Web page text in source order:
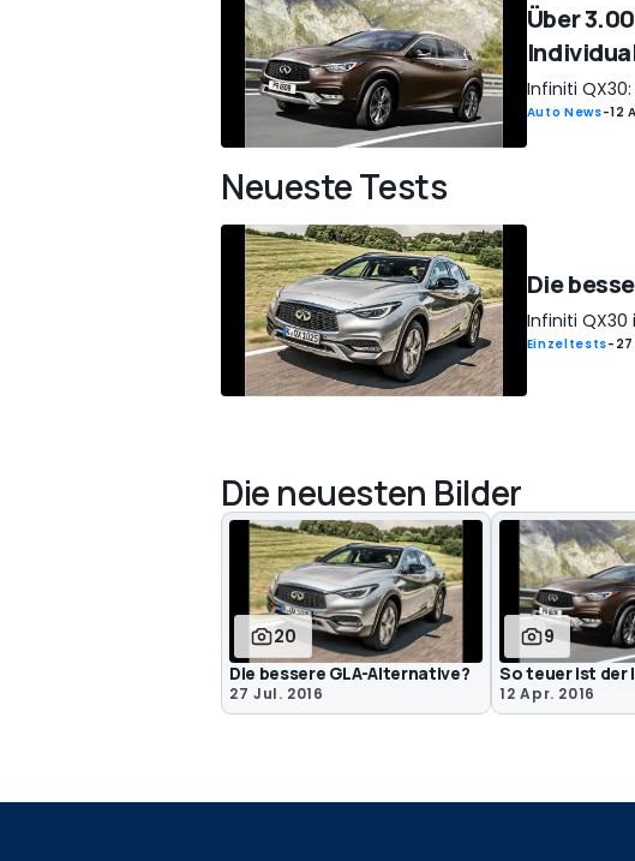
Über
Infiniti
Auto News-12
Neueste Tests
Die
Infiniti QX30
Einzeltests-
Die neuesten Bilder
20
Die bessere GLA-Alternative?
27 Jul. 2016
9
So teuer ist der
12 Apr. 2016